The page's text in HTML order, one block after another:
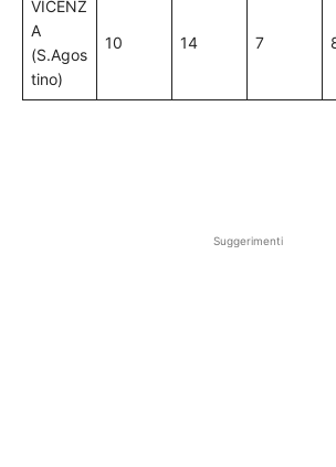
VICENZ
A
(S.Agos
tino)
10 14 7
Suggerimenti